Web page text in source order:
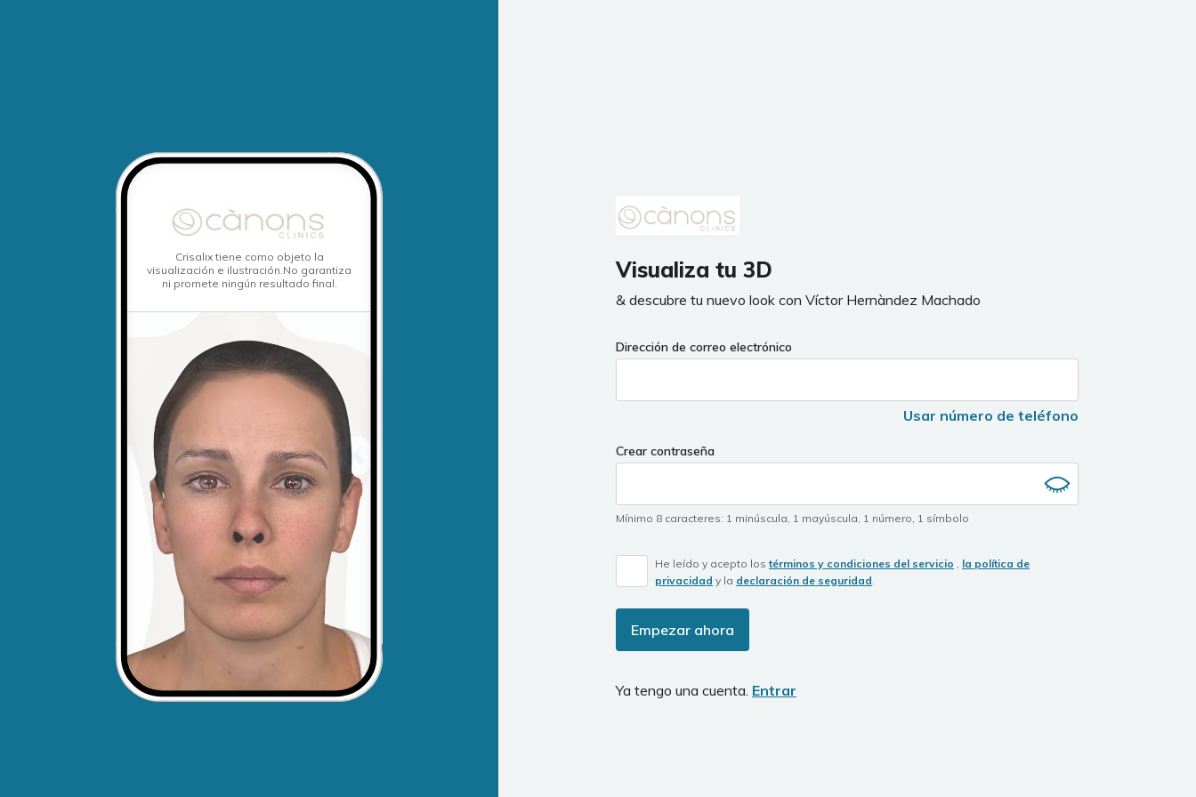
Crisalix tiene como objeto la
visualización e ilustración.No garantiza
ni promete ningún resultado final.
Visualiza tu 3D
& descubre tu nuevo look con Víctor Hernàndez Machado
Dirección de correo electrónico
Usar número de teléfono
Crear contraseña
Mínimo 8 caracteres: 1 minúscula 1 mayúscula 1 número 1 símbolo
He leído y acepto lostérminos y condiciones del servicio
la política de
privacidad y la declaración de seguridad
Empezar ahora
Ya tengo una cuenta. Entrar